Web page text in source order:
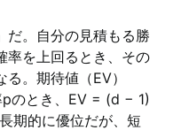
だ。自分の見積もる勝
率を上回るとき、その
。期待値（EV）
のとき、EV = (d − 1)
期的に優位だが、短